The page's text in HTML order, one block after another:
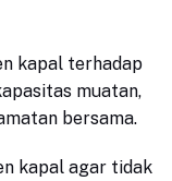
kapal terhadap
muatan,
bersama.
kapal agar tidak